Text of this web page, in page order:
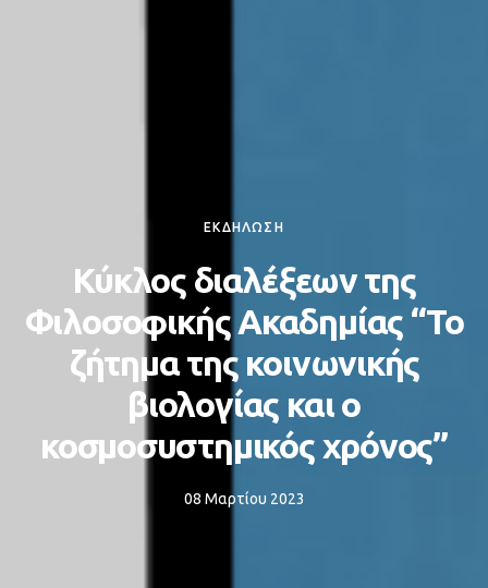
ΕΚΔΗΛΩΣΗ
Κύκλος διαλέξεων της
Φιλοσοφικής Ακαδημίας “Το
ζήτημα της κοινωνικής
βιολογίας και ο
κοσμοσυστημικός χρόνος”
08 Μαρτίου 2023